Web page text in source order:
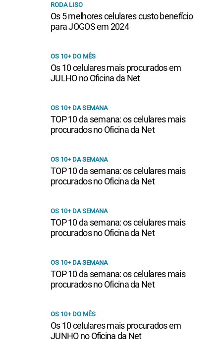
RODA LISO
Os 5 melhores celulares custo benefício
para JOGOS em 2024
OS 10+ DO MÊS
Os 10 celulares mais procurados em
JULHO no Oficina da Net
OS 10+ DA SEMANA
TOP 10 da semana: os celulares mais
procurados no Oficina da Net
OS 10+ DA SEMANA
TOP 10 da semana: os celulares mais
procurados no Oficina da Net
OS 10+ DA SEMANA
TOP 10 da semana: os celulares mais
procurados no Oficina da Net
OS 10+ DA SEMANA
TOP 10 da semana: os celulares mais
procurados no Oficina da Net
OS 10+ DO MÊS
Os 10 celulares mais procurados em
JUNHO no Oficina da Net